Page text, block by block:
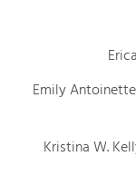
Emily
Kristina W.